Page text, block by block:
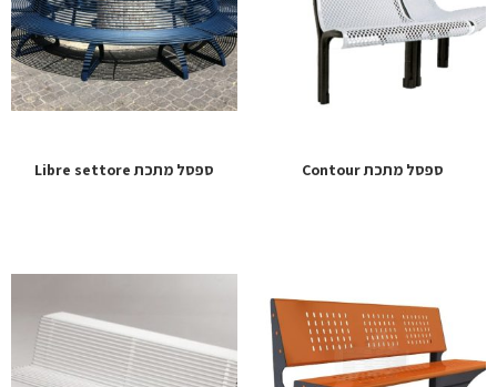
ספסל מתכת Contour ספסל מתכת Libre settore